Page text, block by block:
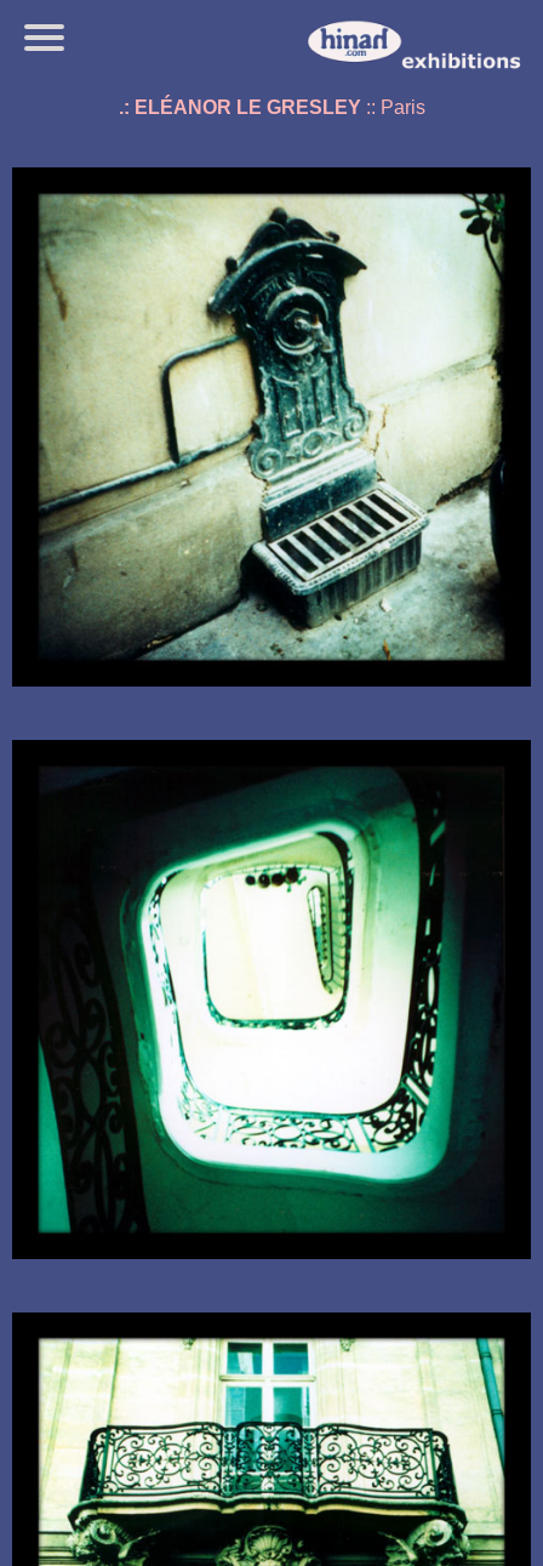
.: ELÉANOR LE GRESLEY:: Paris